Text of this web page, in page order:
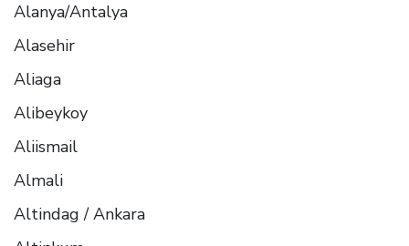
Alanya/Antalya
Alasehir
Aliaga
Alibeykoy
Aliismail
Almali
Altindag / Ankara